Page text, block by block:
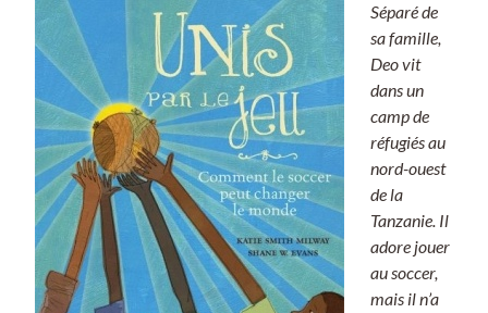
Séparé de
sa famille,
Deo vit
dans un
camp de
réfugiés au
nord-ouest
de la
Tanzanie. Il
adore jouer
au soccer,
mais il n’a